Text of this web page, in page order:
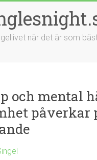
när det är som
och mental